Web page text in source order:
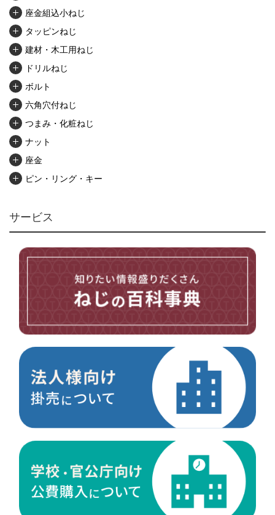
座金組込小ねじ
タッピンねじ
建材・木工用ねじ
ドリルねじ
ボルト
六角穴付ねじ
つまみ・化粧ねじ
ナット
座金
ピン・リング・キー
アンカー・プラグ
ユニファイねじ
その他ねじ
電材・設備
切削工具
ケミカル製品
荷役伝導
サービス